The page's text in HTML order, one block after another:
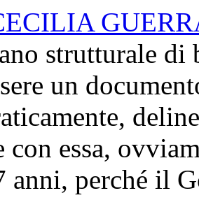
strutturale
un
con essa,
anni, perché il